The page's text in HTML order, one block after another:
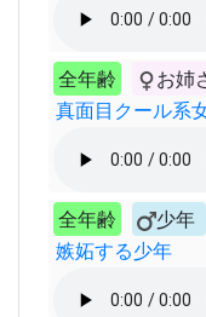
全年齢 お姉
真面目クール系
全年齢 少年
嫉妬する少年